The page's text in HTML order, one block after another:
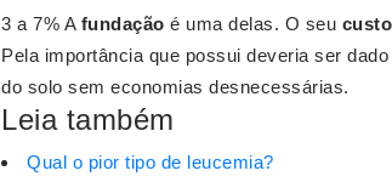
3 a 7% A fundação é uma delas. O seu custo
Pela importância que possui deveria ser
do solo sem economias desnecessárias.
Leia também
Qual o pior tipo de leucemia?